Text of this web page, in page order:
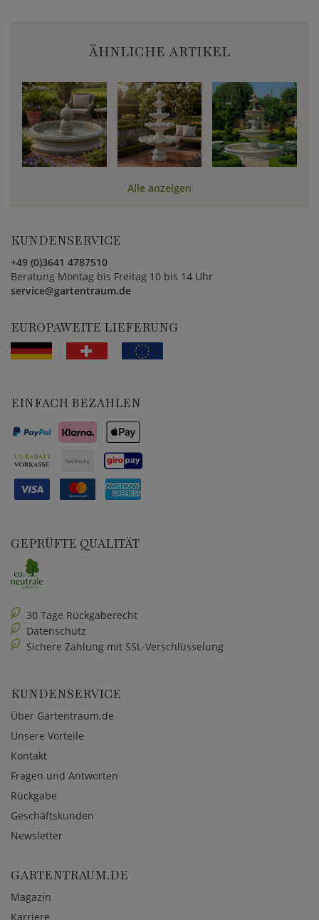
ÄHNLICHE ARTIKEL
Alle anzeigen
KUNDENSERVICE
+49 (0)3641 4787510
Beratung Montag bis Freitag 10 bis 14 Uhr
service@gartentraum.de
EUROPAWEITE LIEFERUNG
EINFACH BEZAHLEN
GEPRÜFTE QUALITÄT
30 Tage Rückgaberecht
Datenschutz
Sichere Zahlung mit SSL-Verschlüsselung
KUNDENSERVICE
Über Gartentraum.de
Unsere Vorteile
Kontakt
Fragen und Antworten
Rückgabe
Geschäftskunden
Newsletter
GARTENTRAUM.DE
Magazin
Karriere